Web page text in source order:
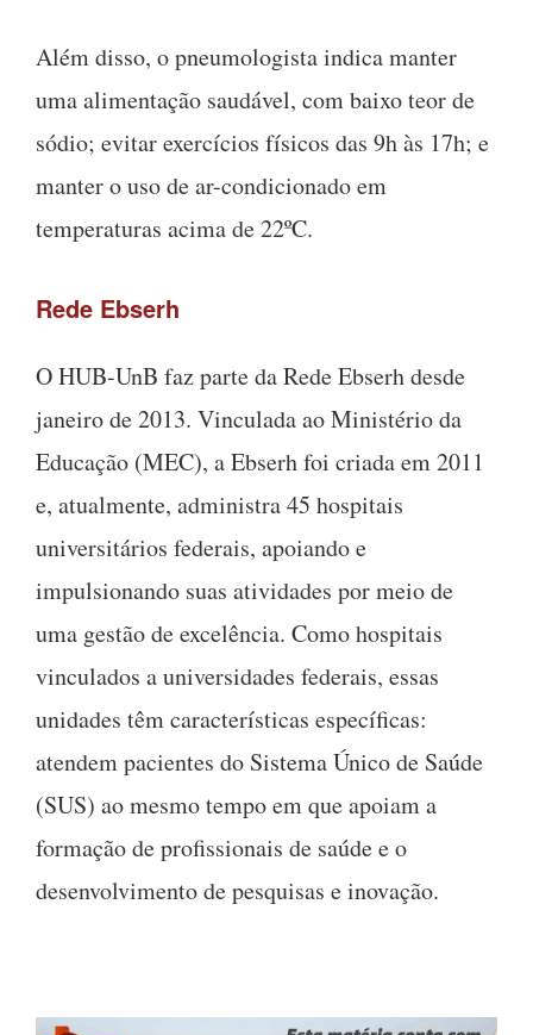
Além disso, o pneumologista indica manter
uma alimentação saudável, com baixo teor de
sódio; evitar exercícios físicos das 9h às 17h; e
manter o uso de ar-condicionado em
temperaturas acima de 22ºC.
Rede Ebserh
O HUB-UnB faz parte da Rede Ebserh desde
janeiro de 2013. Vinculada ao Ministério da
Educação (MEC), a Ebserh foi criada em 2011
e, atualmente, administra 45 hospitais
universitários federais, apoiando e
impulsionando suas atividades por meio de
uma gestão de excelência. Como hospitais
vinculados a universidades federais, essas
unidades têm características específicas:
atendem pacientes do Sistema Único de Saúde
(SUS) ao mesmo tempo em que apoiam a
formação de profissionais de saúde e o
desenvolvimento de pesquisas e inovação.